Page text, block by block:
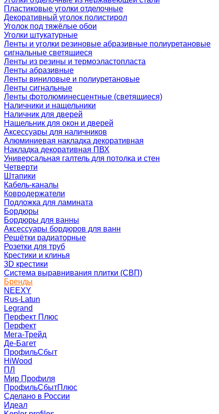
Пластиковые уголки отделочные
Декоративный уголок полистирол
Уголок под тяжёлые обои
Уголки штукатурные
Ленты и уголки резиновые абразивные полиуретановые
сигнальные светящиеся
Ленты из резины и термоэластопласта
Ленты абразивные
Ленты виниловые и полиуретановые
Ленты сигнальные
Ленты фотолюминесцентные (светящиеся)
Наличники и нащельники
Наличник для дверей
Нащельник для окон и дверей
Аксессуары для наличников
Алюминиевая накладка декоративная
Накладка декоративная ПВХ
Универсальная галтель для потолка и стен
Четверти
Штапики
Кабель-каналы
Ковродержатели
Подложка для ламината
Бордюры
Бордюры для ванны
Аксессуары бордюров для ванн
Решётки радиаторные
Розетки для труб
Крестики и клинья
3D крестики
Система выравнивания плитки (СВП)
Бренды
NEEXY
Rus-Latun
Legrand
Перфект Плюс
Перфект
Мега-Трейд
Де-Багет
ПрофильСбыт
HiWood
ПЛ
Мир Профиля
ПрофильСбытПлюс
Сделано в России
Идеал